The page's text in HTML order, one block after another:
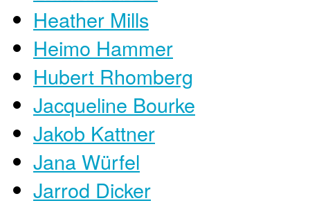
Heather Mills
Heimo Hammer
Hubert Rhomberg
Jacqueline Bourke
Jakob Kattner
Jana Würfel
Jarrod Dicker